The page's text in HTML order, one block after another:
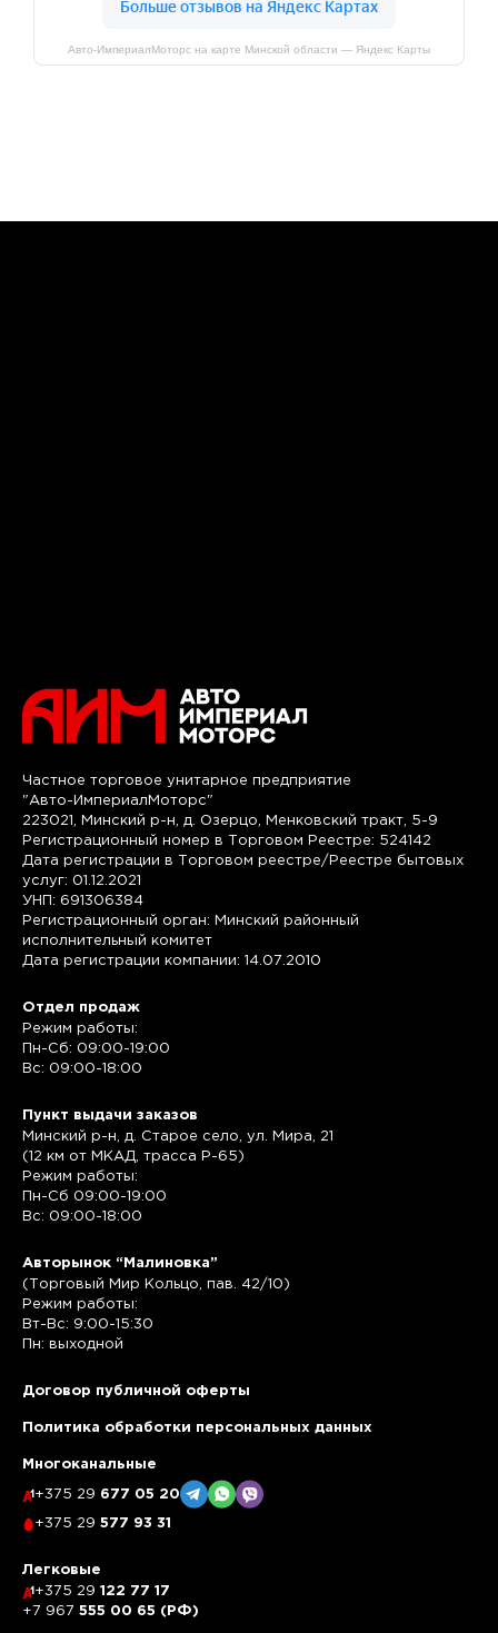
Авто-ИмпериалМоторс на карте Минской области — Яндекс Карты
Частное торговое унитарное предприятие
"Авто-ИмпериалМоторс"
223021, Минский р-н, д. Озерцо, Менковский тракт, 5-9
Регистрационный номер в Торговом Реестре: 524142
Дата регистрации в Торговом реестре/Реестре бытовых
услуг: 01.12.2021
УНП: 691306384
Регистрационный орган: Минский районный
исполнительный комитет
Дата регистрации компании: 14.07.2010
Отдел продаж
Режим работы:
Пн-Сб: 09:00-19:00
Вс: 09:00-18:00
Пункт выдачи заказов
Минский р-н, д. Старое село, ул. Мира, 21
(12 км от МКАД, трасса P-65)
Режим работы:
Пн-Сб 09:00-19:00
Вс: 09:00-18:00
Авторынок “Малиновка”
(Торговый Мир Кольцо, пав. 42/10)
Режим работы:
Вт-Вс: 9:00-15:30
Пн: выходной
Договор публичной оферты
Политика обработки персональных данных
Многоканальные
+375 29 677 05 20
+375 29 577 93 31
Легковые
+375 29 122 77 17
+7 967 555 00 65 (РФ)